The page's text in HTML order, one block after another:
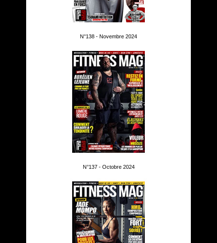
N°138 - Novembre 2024
N°137 - Octobre 2024